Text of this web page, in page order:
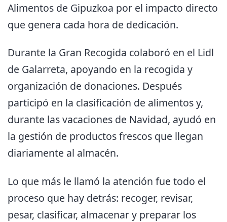
Alimentos de Gipuzkoa por el impacto directo
que genera cada hora de dedicación.
Durante la Gran Recogida colaboró en el Lidl
de Galarreta, apoyando en la recogida y
organización de donaciones. Después
participó en la clasificación de alimentos y,
durante las vacaciones de Navidad, ayudó en
la gestión de productos frescos que llegan
diariamente al almacén.
Lo que más le llamó la atención fue todo el
proceso que hay detrás: recoger, revisar,
pesar, clasificar, almacenar y preparar los